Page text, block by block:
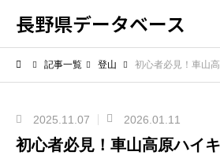
長野県データベース
記事一覧 登山 初心者必見！車山高原
2025.11.07 2026.01.11
初心者必見！車山高原ハイ